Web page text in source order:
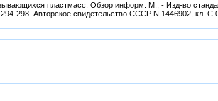
пластмасс. Обзор информ. М., - Изд-во
298. Авторское свидетельство СССР N 1446902, кл. C